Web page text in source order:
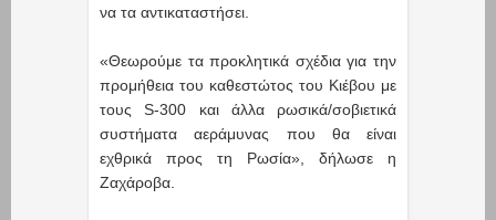
να τα αντικαταστήσει.
«Θεωρούμε τα προκλητικά σχέδια για την
προμήθεια του καθεστώτος του Κιέβου με
τους S-300 και άλλα ρωσικά/σοβιετικά
συστήματα αεράμυνας που θα είναι
εχθρικά προς τη Ρωσία», δήλωσε η
Ζαχάροβα.